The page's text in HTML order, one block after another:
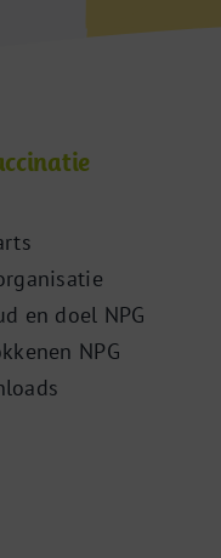
en doel NPG
NPG